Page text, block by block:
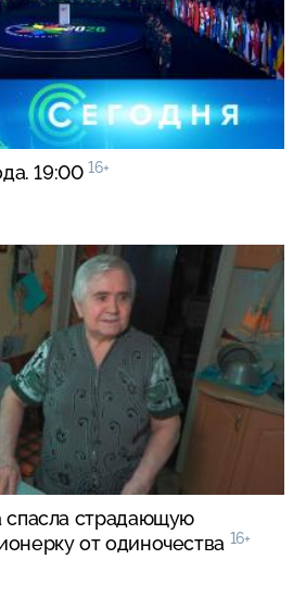
19:00 16+
спасла страдающую
от одиночества 16+